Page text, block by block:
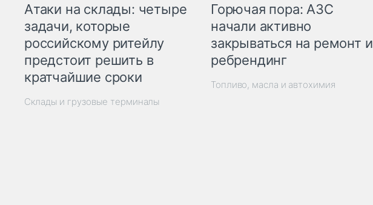
Атаки на склады: четыре
задачи, которые
российскому ритейлу
предстоит решить в
кратчайшие сроки
Склады и грузовые терминалы
Горючая пора: АЗС
начали активно
закрываться на ремонт и
ребрендинг
Топливо, масла и автохимия